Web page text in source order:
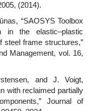
(2014).
“SAOSYS Toolbox
in the elastic–plastic
steel frame structures,”
Management, vol. 16,
and J. Voigt,
with reclaimed partially
Journal of